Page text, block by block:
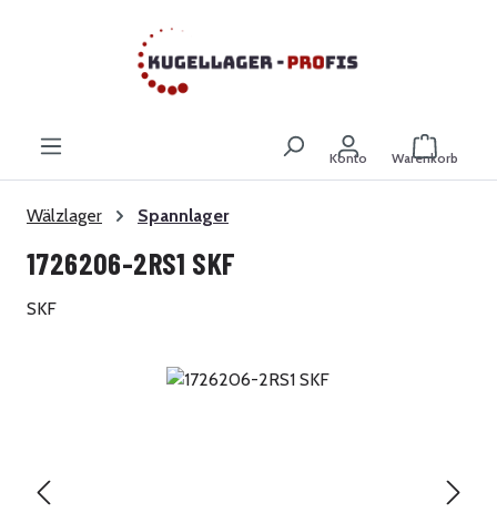
Zum Hauptinhalt springen
Konto Warenkorb
Wälzlager Spannlager
1726206-2RS1 SKF
SKF
Bildergalerie überspringen